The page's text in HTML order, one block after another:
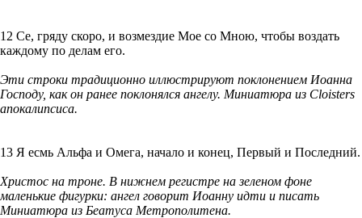
12 Се, гряду скоро, и возмездие Мое со Мною, чтобы воздать
каждому по делам его.
Эти строки традиционно иллюстрируют поклонением Иоанна
Господу, как он ранее поклонялся ангелу. Миниатюра из Cloisters
апокалипсиса.
13 Я есмь Альфа и Омега, начало и конец, Первый и Последний.
Христос на троне. В нижнем регистре на зеленом фоне
маленькие фигурки: ангел говорит Иоанну идти и писать
Миниатюра из Беатуса Метрополитена.